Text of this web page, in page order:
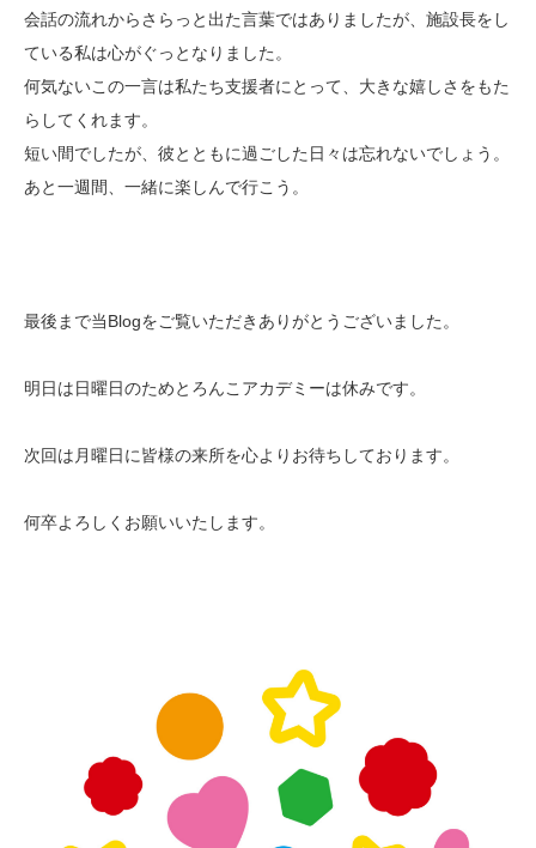
会話の流れからさらっと出た言葉ではありましたが、施設長をし
ている私は心がぐっとなりました。
何気ないこの一言は私たち支援者にとって、大きな嬉しさをもた
らしてくれます。
短い間でしたが、彼とともに過ごした日々は忘れないでしょう。
あと一週間、一緒に楽しんで行こう。
最後まで当Blogをご覧いただきありがとうございました。
明日は日曜日のためとろんこアカデミーは休みです。
次回は月曜日に皆様の来所を心よりお待ちしております。
何卒よろしくお願いいたします。